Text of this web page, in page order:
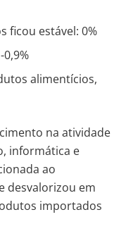
ficou estável: 0%
alimentícios,
na atividade
informática e
ao
desvalorizou em
importados